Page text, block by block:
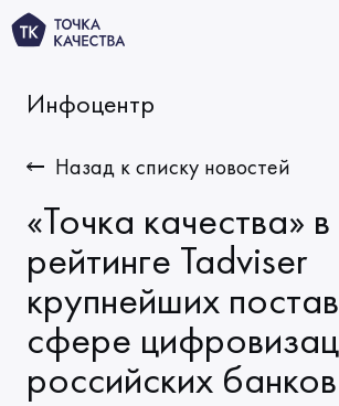
Тестирование ИИ‑продуктов
Функциональное тестирование
Автоматизация тестирования
КОМПАНИЯ
О нас
ТАРИФЫ
Инфоцентр
Назад к списку новостей
«Точка качества» в
рейтинге Tadviser
крупнейших
сфере
российских